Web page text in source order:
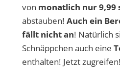
von monatlich nur 9,99
abstauben! Auch ein
fällt nicht an! Natürlich
Schnäppchen auch eine
enthalten! Jetzt zugreifen!